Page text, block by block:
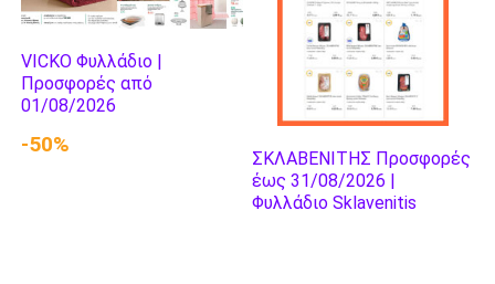
VICKO Φυλλάδιο |
Προσφορές από
01/08/2026
-50%
ΣΚΛΑΒΕΝΙΤΗΣ Προσφορές
έως 31/08/2026 |
Φυλλάδιο Sklavenitis